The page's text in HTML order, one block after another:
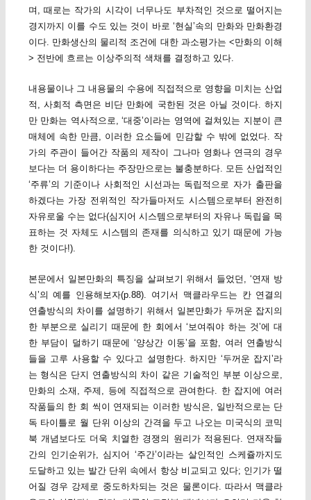
며, 때로는 작가의 시각이 너무나도 부차적인 것으로 떨어지는
경지까지 이를 수도 있는 것이 바로 ‘현실’속의 만화와 만화환경
이다. 만화생산의 물리적 조건에 대한 과소평가는 <만화의 이해
> 전반에 흐르는 이상주의적 색채를 결정하고 있다.
내용물이나 그 내용물의 수용에 직접적으로 영향을 미치는 산업
적, 사회적 측면은 비단 만화에 국한된 것은 아닐 것이다. 하지
만 만화는 역사적으로, ‘대중’이라는 영역에 걸쳐있는 지분이 큰
매체에 속한 만큼, 이러한 요소들에 민감할 수 밖에 없었다. 작
가의 주관이 들어간 작품의 제작이 그나마 영화나 연극의 경우
보다는 더 용이하다는 주장만으로는 불충분하다. 모든 산업적인
‘주류’의 기준이나 사회적인 시선과는 독립적으로 자가 출판을
하겠다는 가장 전위적인 작가들마저도 시스템으로부터 완전히
자유로울 수는 없다(심지어 시스템으로부터의 자유나 독립을 목
표하는 것 자체도 시스템의 존재를 의식하고 있기 때문에 가능
한 것이다!).
본문에서 일본만화의 특징을 살펴보기 위해서 들었던, ‘연재 방
식’의 예를 인용해보자(p.88). 여기서 맥클라우드는 칸 연결의
연출방식의 차이를 설명하기 위해서 일본만화가 두꺼운 잡지의
한 부분으로 실리기 때문에 한 회에서 ‘보여줘야 하는 것’에 대
한 부담이 덜하기 때문에 ‘양상간 이동’을 포함, 여러 연출방식
들을 고루 사용할 수 있다고 설명한다. 하지만 ‘두꺼운 잡지’라
는 형식은 단지 연출방식의 차이 같은 기술적인 부분 이상으로,
만화의 소재, 주제, 등에 직접적으로 관여한다. 한 잡지에 여러
작품들의 한 회 씩이 연재되는 이러한 방식은, 일반적으로는 단
독 타이틀로 월 단위 이상의 간격을 두고 나오는 미국식의 코믹
북 개념보다도 더욱 치열한 경쟁의 원리가 적용된다. 연재작들
간의 인기순위가, 심지어 ‘주간’이라는 살인적인 스케쥴까지도
도달하고 있는 발간 단위 속에서 항상 비교되고 있다; 인기가 떨
어질 경우 강제로 중도하차되는 것은 물론이다. 따라서 맥클라